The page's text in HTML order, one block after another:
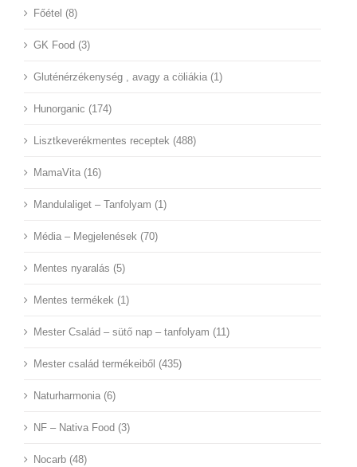
Főétel (8)
GK Food (3)
Gluténérzékenység , avagy a cöliákia (1)
Hunorganic (174)
Lisztkeverékmentes receptek (488)
MamaVita (16)
Mandulaliget – Tanfolyam (1)
Média – Megjelenések (70)
Mentes nyaralás (5)
Mentes termékek (1)
Mester Család – sütő nap – tanfolyam (11)
Mester család termékeiből (435)
Naturharmonia (6)
NF – Nativa Food (3)
Nocarb (48)